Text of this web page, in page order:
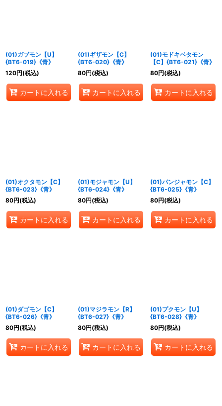
(01)ガブモン【U】
{BT6-019}《青》
120円(税込)
カートに入れる
(01)ギザモン【C】
{BT6-020}《青》
80円(税込)
カートに入れる
(01)モドキベタモン
【C】{BT6-021}《青》
80円(税込)
カートに入れる
(01)オクタモン【C】
{BT6-023}《青》
80円(税込)
カートに入れる
(01)モジャモン【U】
{BT6-024}《青》
80円(税込)
カートに入れる
(01)パンジャモン【C】
{BT6-025}《青》
80円(税込)
カートに入れる
(01)ダゴモン【C】
{BT6-026}《青》
80円(税込)
カートに入れる
(01)マジラモン【R】
{BT6-027}《青》
80円(税込)
カートに入れる
(01)プクモン【U】
{BT6-028}《青》
80円(税込)
カートに入れる